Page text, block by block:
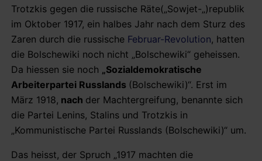
Trotzkis gegen die russische Räte(„Sowjet-„)republik
im Oktober 1917, ein halbes Jahr nach dem Sturz des
Zaren durch die russische Februar-Revolution, hatten
die Bolschewiki noch nicht „Bolschewiki“ geheissen.
Da hiessen sie noch „Sozialdemokratische
Arbeiterpartei Russlands (Bolschewiki)“. Erst im
März 1918, nach der Machtergreifung, benannte sich
die Partei Lenins, Stalins und Trotzkis in
„Kommunistische Partei Russlands (Bolschewiki)“ um.
Das heisst, der Spruch „1917 machten die